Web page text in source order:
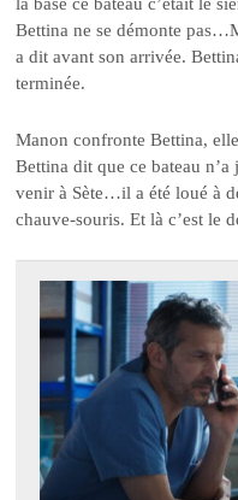
la base ce bateau c’était le
Bettina ne se démonte
a dit avant son arrivée.
terminée.
Manon confronte Bettina,
Bettina dit que ce bateau
venir à Sète…il a été loué à
chauve-souris. Et là c’est le